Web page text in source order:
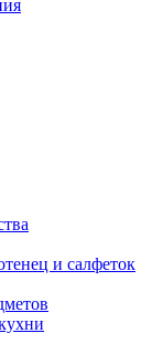
и салфеток